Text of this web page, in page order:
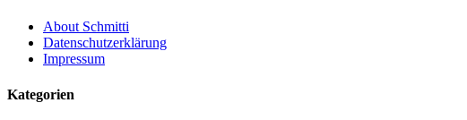
About Schmitti
Datenschutzerklärung
Impressum
Kategorien